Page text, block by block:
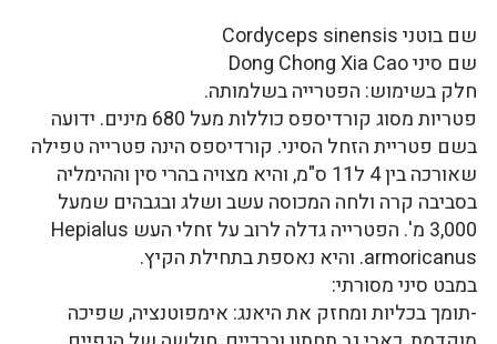
שם בוטני Cordyceps sinensis
שם סיני Dong Chong Xia Cao
חלק בשימוש: הפטרייה בשלמותה.
פטריות מסוג קורדיספס כוללות מעל 680 מינים. ידועה
בשם פטריית הזחל הסיני. קורדיספס הינה פטרייה טפילה
שאורכה בין 4 ל11 ס"מ, והיא מצויה בהרי סין וההימליה
בסביבה קרה ולחה המכוסה עשב ושלג ובגבהים שמעל
3,000 מ'. הפטרייה גדלה לרוב על זחלי העש Hepialus
armoricanus. והיא נאספת בתחילת הקיץ.
במבט סיני מסורתי:
-תומך בכליות ומחזק את היאנג: אימפוטנציה, שפיכה